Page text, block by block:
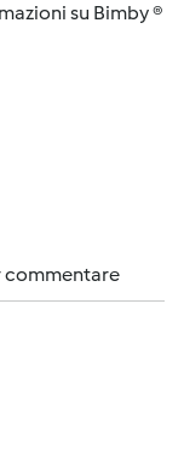
su Bimby ®
commentare